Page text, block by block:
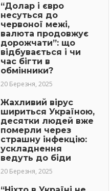
“Долар і євро
несуться до
червоної межі,
валюта продовжує
дорожчати”: що
відбувається і чи
час бігти в
обмінники?
20 Березня, 2025
Жахливий вірус
шириться Україною,
десятки людей вже
померли через
страшну інфекцію:
ускладнення
ведуть до біди
20 Березня, 2025